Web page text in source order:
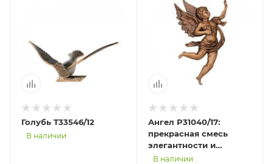
Голубь T33546/12
В наличии
Ангел P31040/17:
прекрасная смесь
элегантности и
комфорта
В наличии